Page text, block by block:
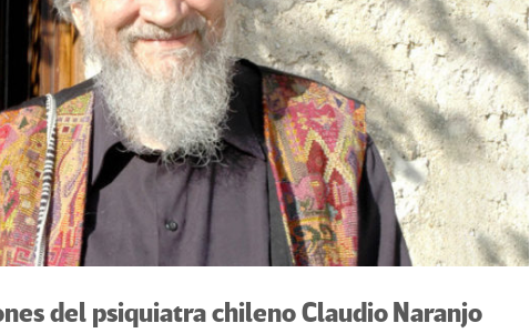
del psiquiatra chileno Claudio Naranjo